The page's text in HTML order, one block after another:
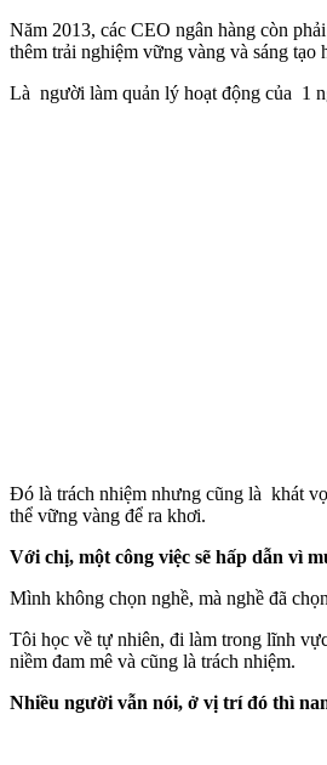
Năm 2013, các CEO ngân hàng còn
thêm trải nghiệm vững vàng và sáng tạo
Là người làm quản lý hoạt động của 1
Đó là trách nhiệm nhưng cũng là khát
thể vững vàng để ra khơi.
Với chị, một công việc sẽ hấp dẫn vì
Mình không chọn nghề, mà nghề đã
Tôi học về tự nhiên, đi làm trong lĩnh
niềm đam mê và cũng là trách nhiệm.
Nhiều người vẫn nói, ở vị trí đó thì